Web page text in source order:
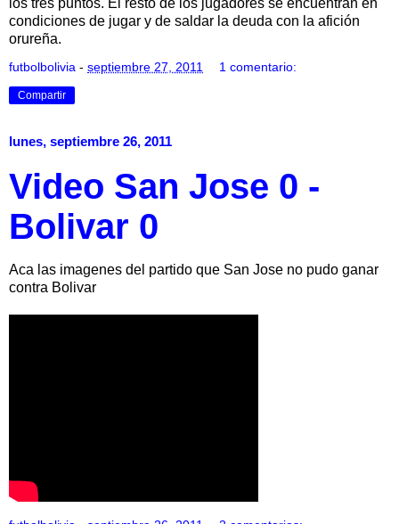
los tres puntos. El resto de los jugadores se encuentran en
condiciones de jugar y de saldar la deuda con la afición
orureña.
futbolbolivia - septiembre 27, 2011 1 comentario:
Compartir
lunes, septiembre 26, 2011
Video San Jose 0 -
Bolivar 0
Aca las imagenes del partido que San Jose no pudo ganar
contra Bolivar